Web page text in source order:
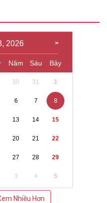
2026
Năm Sáu Bảy
30 31 1
6 7 8
13 14 15
20 21 22
27 28 29
3 4 5
Nhiều Hơn